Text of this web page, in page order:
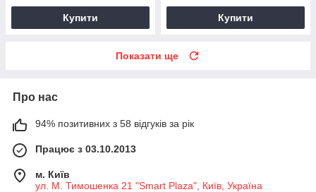
Купити Купити
Показати ще
Про нас
94% позитивних з 58 відгуків за рік
Працює з 03.10.2013
м. Київ
ул. М. Тимошенка 21 "Smart Plaza", Київ, Україна